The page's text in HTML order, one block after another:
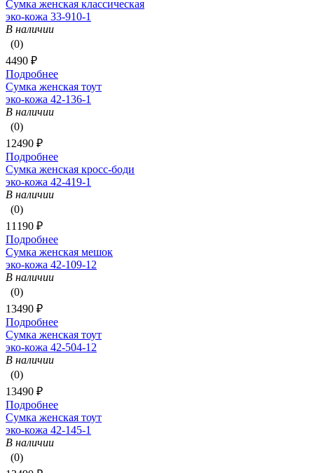
Сумка женская классическая
эко-кожа 33-910-1
В наличии
(0)
4490 ₽
Подробнее
Сумка женская тоут
эко-кожа 42-136-1
В наличии
(0)
12490 ₽
Подробнее
Сумка женская кросс-боди
эко-кожа 42-419-1
В наличии
(0)
11190 ₽
Подробнее
Сумка женская мешок
эко-кожа 42-109-12
В наличии
(0)
13490 ₽
Подробнее
Сумка женская тоут
эко-кожа 42-504-12
В наличии
(0)
13490 ₽
Подробнее
Сумка женская тоут
эко-кожа 42-145-1
В наличии
(0)